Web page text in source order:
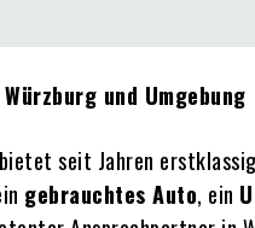
und Umgebung
bietet seit Jahren
gebrauchtes Auto, ein